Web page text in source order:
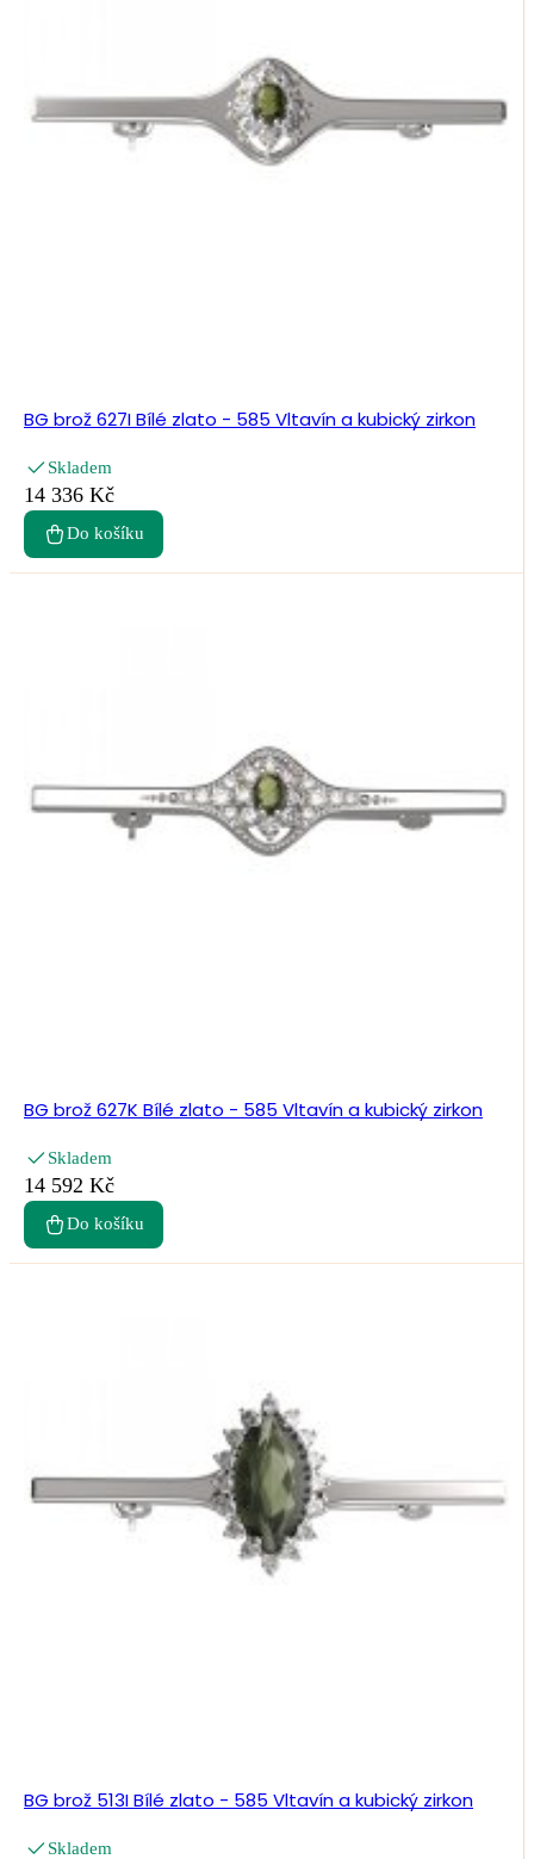
BG brož 627I Bílé zlato - 585 Vltavín a kubický zirkon
Skladem
14 336 Kč
Do košíku
BG brož 627K Bílé zlato - 585 Vltavín a kubický zirkon
Skladem
14 592 Kč
Do košíku
BG brož 513I Bílé zlato - 585 Vltavín a kubický zirkon
Skladem